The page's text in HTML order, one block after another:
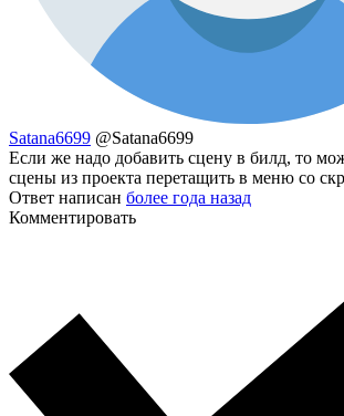
Satana6699 @Satana6699
Если же надо добавить сцену в билд, то
сцены из проекта перетащить в меню со
Ответ написан более года назад
Комментировать